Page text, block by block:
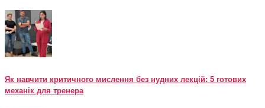
Як навчити критичного мислення без нудних лекцій: 5 готових
механік для тренера